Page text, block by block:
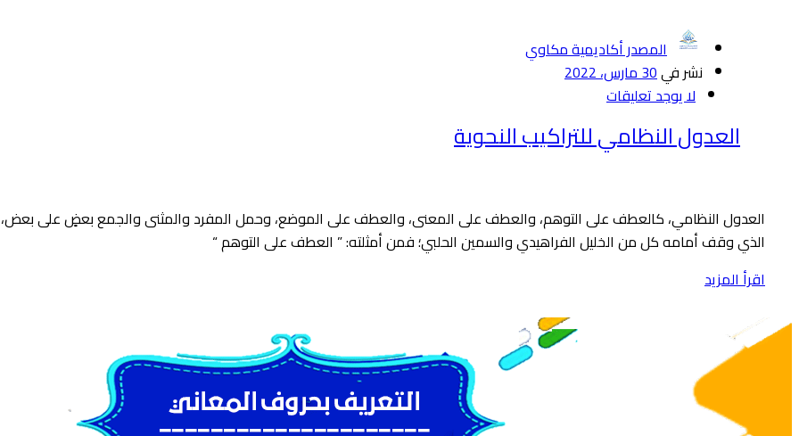
المصدر أكاديمية مكاوي
نشر في30 مارس، 2022
لا يوجد تعليقات
العدول النظامي للتراكيب النحوية
العدول النظامي، كالعطف على التوهم، والعطف على المعنى، والعطف على الموضع، وحمل المفرد والمثنى والجمع بعضٍ على بعض،
الذي وقف أمامه كل من الخليل الفراهيدي والسمين الحلبي؛ فمن أمثلته: ” العطف على التوهم “
اقرأ المزيد